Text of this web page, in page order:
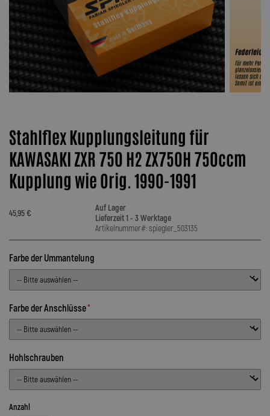
Stahlflex Kupplungsleitung für
KAWASAKI ZXR 750 H2 ZX750H 750ccm
Kupplung wie Orig. 1990-1991
45,95 €
Auf Lager
Lieferzeit 1 - 3 Werktage
Artikelnummer#: spiegler_503135
Farbe der Ummantelung
Farbe der Anschlüsse
Hohlschrauben
Anzahl